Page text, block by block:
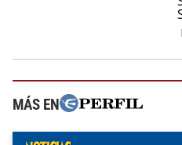
MÁS EN